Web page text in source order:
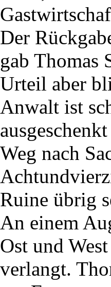
Der
gab Thomas
Urteil aber
Anwalt ist
Weg nach
Ruine übrig
An einem
Ost und
verlangt.